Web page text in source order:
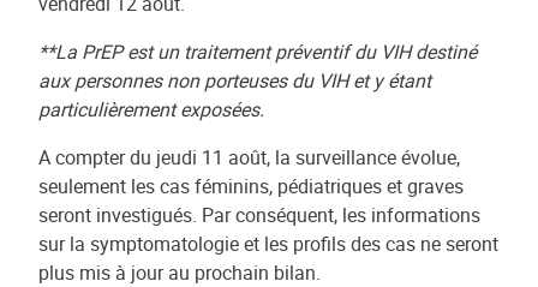
**La PrEP est un traitement préventif du VIH destiné
aux personnes non porteuses du VIH et y étant
particulièrement exposées.
A compter du jeudi 11 août, la surveillance évolue,
seulement les cas féminins, pédiatriques et graves
seront investigués. Par conséquent, les informations
sur la symptomatologie et les profils des cas ne seront
plus mis à jour au prochain bilan.